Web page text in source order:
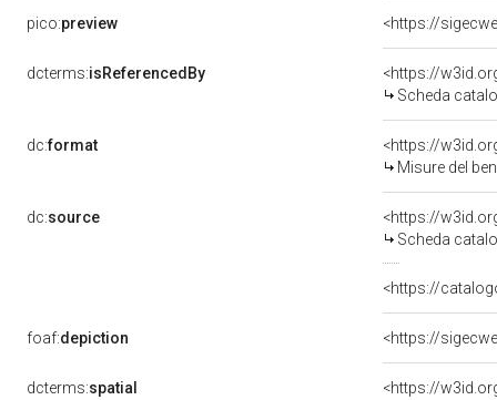
pico:preview <https://
dcterms:isReferencedBy
<https://
Scheda
dc:format
<https://
Misure del
dc:source
<https://
Scheda
<https://
foaf:depiction <https://
dcterms:spatial
<https://